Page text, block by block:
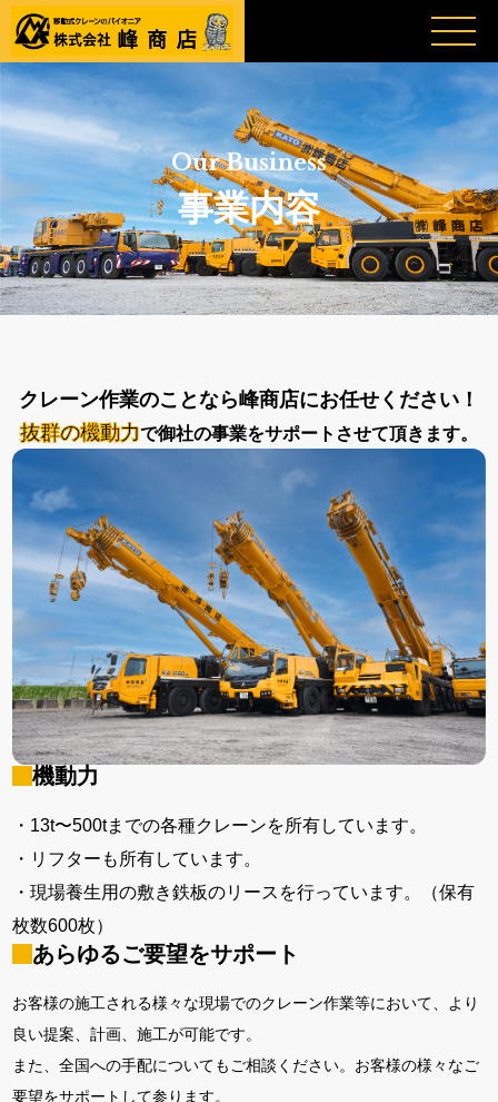
Our Business
事業内容
クレーン作業のことなら峰商店にお任せください！
抜群の機動力で御社の事業をサポートさせて頂きます。
機動力
・13t〜500tまでの各種クレーンを所有しています。
・リフターも所有しています。
・現場養生用の敷き鉄板のリースを行っています。（保有
枚数600枚）
あらゆるご要望をサポート
お客様の施工される様々な現場でのクレーン作業等において、より
良い提案、計画、施工が可能です。
また、全国への手配についてもご相談ください。お客様の様々なご
要望をサポートして参ります。